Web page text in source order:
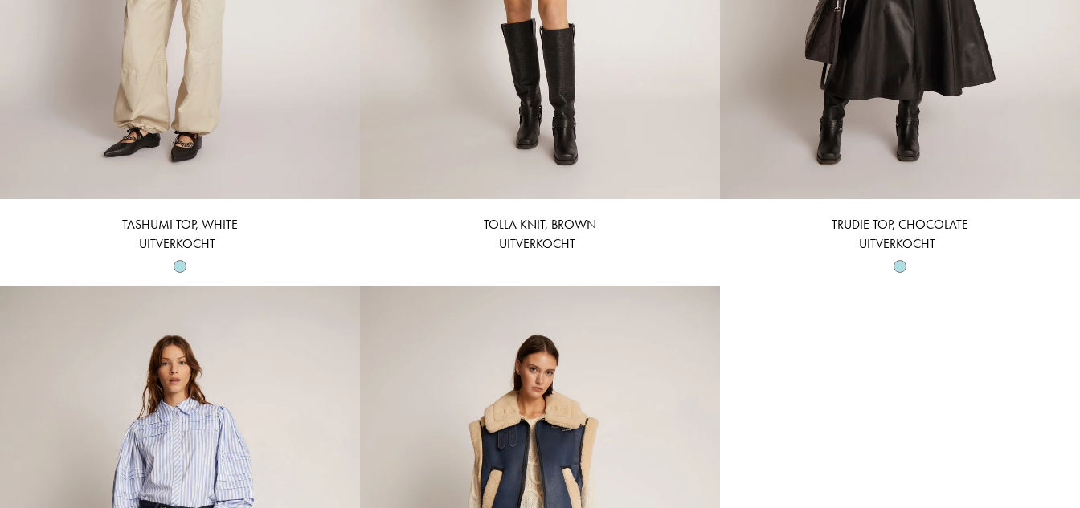
TASHUMI TOP, WHITE
UITVERKOCHT
TOLLA KNIT, BROWN
UITVERKOCHT
TRUDIE TOP, CHOCOLATE
UITVERKOCHT